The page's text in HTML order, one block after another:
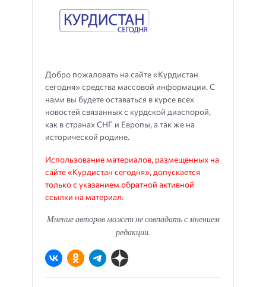
Добро пожаловать на сайте «Курдистан
сегодня» средства массовой информации. С
нами вы будете оставаться в курсе всех
новостей связанных с курдской диаспорой,
как в странах СНГ и Европы, а так же на
исторической родине.
Использование материалов, размещенных на
сайте «Курдистан сегодня», допускается
только с указанием обратной активной
ссылки на материал.
Мнение авторов может не совпадать с мнением
редакции.